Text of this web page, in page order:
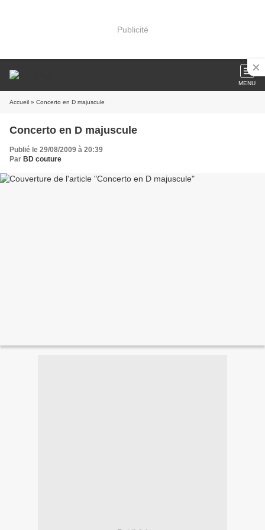
Publicité
MENU
Accueil » Concerto en D majuscule
Concerto en D majuscule
Publié le 29/08/2009 à 20:39
Par BD couture